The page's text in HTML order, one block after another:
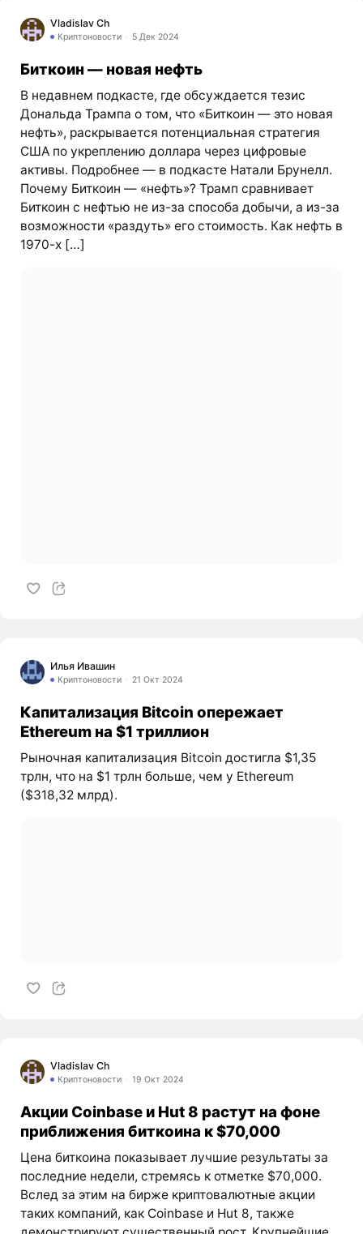
Vladislav Ch
Криптоновости 5 Дек 2024
Биткоин — новая нефть
В недавнем подкасте, где обсуждается тезис
Дональда Трампа о том, что «Биткоин — это новая
нефть», раскрывается потенциальная стратегия
США по укреплению доллара через цифровые
активы. Подробнее — в подкасте Натали Брунелл.
Почему Биткоин — «нефть»? Трамп сравнивает
Биткоин с нефтью не из-за способа добычи, а из-за
возможности «раздуть» его стоимость. Как нефть в
1970-х […]
Илья Ивашин
Криптоновости 21 Окт 2024
Капитализация Bitcoin опережает
Ethereum на $1 триллион
Рыночная капитализация Bitcoin достигла $1,35
трлн, что на $1 трлн больше, чем у Ethereum
($318,32 млрд).
Vladislav Ch
Криптоновости 19 Окт 2024
Акции Coinbase и Hut 8 растут на фоне
приближения биткоина к $70,000
Цена биткоина показывает лучшие результаты за
последние недели, стремясь к отметке $70,000.
Вслед за этим на бирже криптовалютные акции
таких компаний, как Coinbase и Hut 8, также